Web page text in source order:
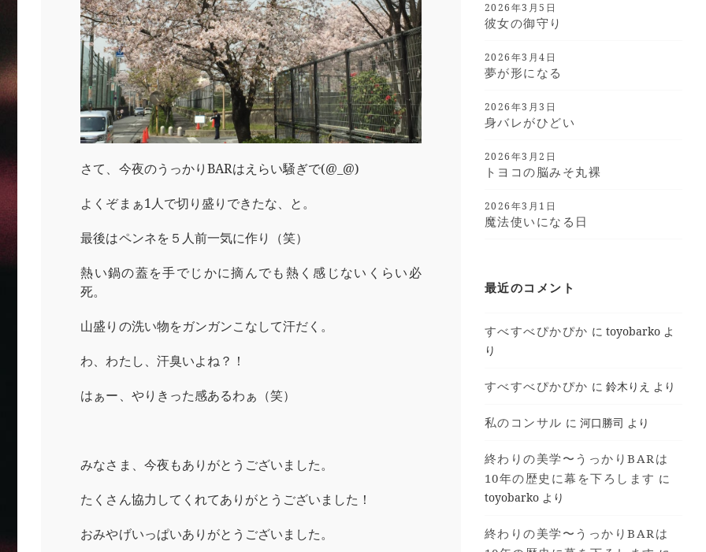
さて、今夜のうっかりBARはえらい騒ぎで(@_@)
よくぞまぁ1人で切り盛りできたな、と。
最後はペンネを５人前一気に作り（笑）
熱い鍋の蓋を手でじかに摘んでも熱く感じないくらい必
死。
山盛りの洗い物をガンガンこなして汗だく。
わ、わたし、汗臭いよね？！
はぁー、やりきった感あるわぁ（笑）
みなさま、今夜もありがとうございました。
たくさん協力してくれてありがとうございました！
おみやげいっぱいありがとうございました。
2026年3月5日
彼女の御守り
2026年3月4日
夢が形になる
2026年3月3日
身バレがひどい
2026年3月2日
トヨコの脳みそ丸裸
2026年3月1日
魔法使いになる日
最近のコメント
すべすべぴかぴか に toyobarko よ
り
すべすべぴかぴか に 鈴木りえ より
私のコンサル に 河口勝司 より
終わりの美学〜うっかりBARは
10年の歴史に幕を下ろします に
toyobarko より
終わりの美学〜うっかりBARは